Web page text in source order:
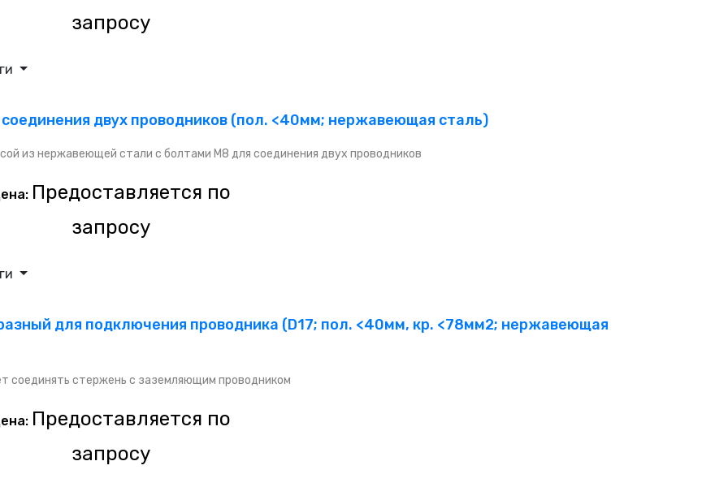
запросу
соединения двух проводников (пол. <40мм; нержавеющая сталь)
из нержавеющей стали с болтами M8 для соединения двух проводников
Предоставляется по
запросу
для подключения проводника (D17; пол. <40мм, кр. <78мм2; нержавеющая
соединять стержень с заземляющим проводником
Предоставляется по
запросу